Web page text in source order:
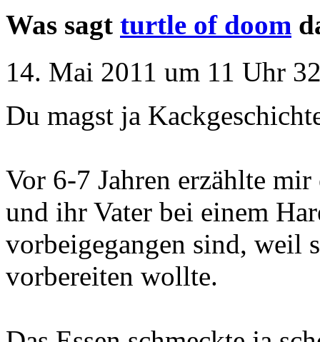
Was sagt turtle of doom
14. Mai 2011 um 11 Uhr
Du magst ja
Vor 6-7 Jahren erzählte
und ihr Vater bei einem
vorbeigegangen sind, weil
vorbereiten wollte.